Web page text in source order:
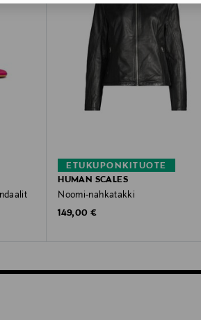
ETUKUPONKITUOTE
HUMAN SCALES
Noomi-nahkatakki
Original Price
149,00 €